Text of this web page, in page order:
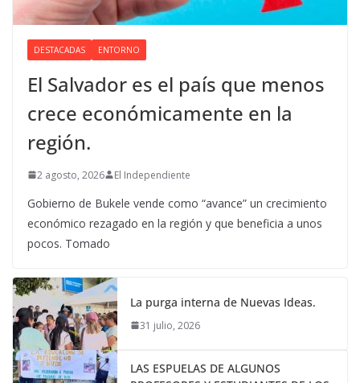
DESTACADAS ENTORNO
El Salvador es el país que menos
crece económicamente en la
región.
2 agosto, 2026 El Independiente
Gobierno de Bukele vende como “avance” un crecimiento
económico rezagado en la región y que beneficia a unos
pocos. Tomado
La purga interna de Nuevas Ideas.
31 julio, 2026
LAS ESPUELAS DE ALGUNOS